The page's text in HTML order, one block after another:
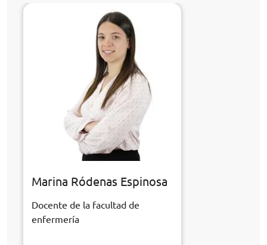
Marina Ródenas Espinosa
Docente de la facultad de
enfermería